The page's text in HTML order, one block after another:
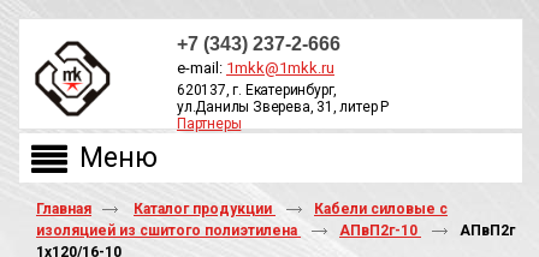
+7 (343) 237-2-666
e-mail: 1mkk@1mkk.ru
620137, г. Екатеринбург,
ул.Данилы Зверева, 31, литер Р
Партнеры
Главная Каталог продукции
Кабели силовые с
изоляцией из сшитого полиэтилена
АПвП2г-10
АПвП2г
1х120/16-10